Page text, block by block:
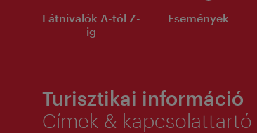
Látnivalók A-tól Z-
ig
Események
Turisztikai információ
Címek & kapcsolattartó